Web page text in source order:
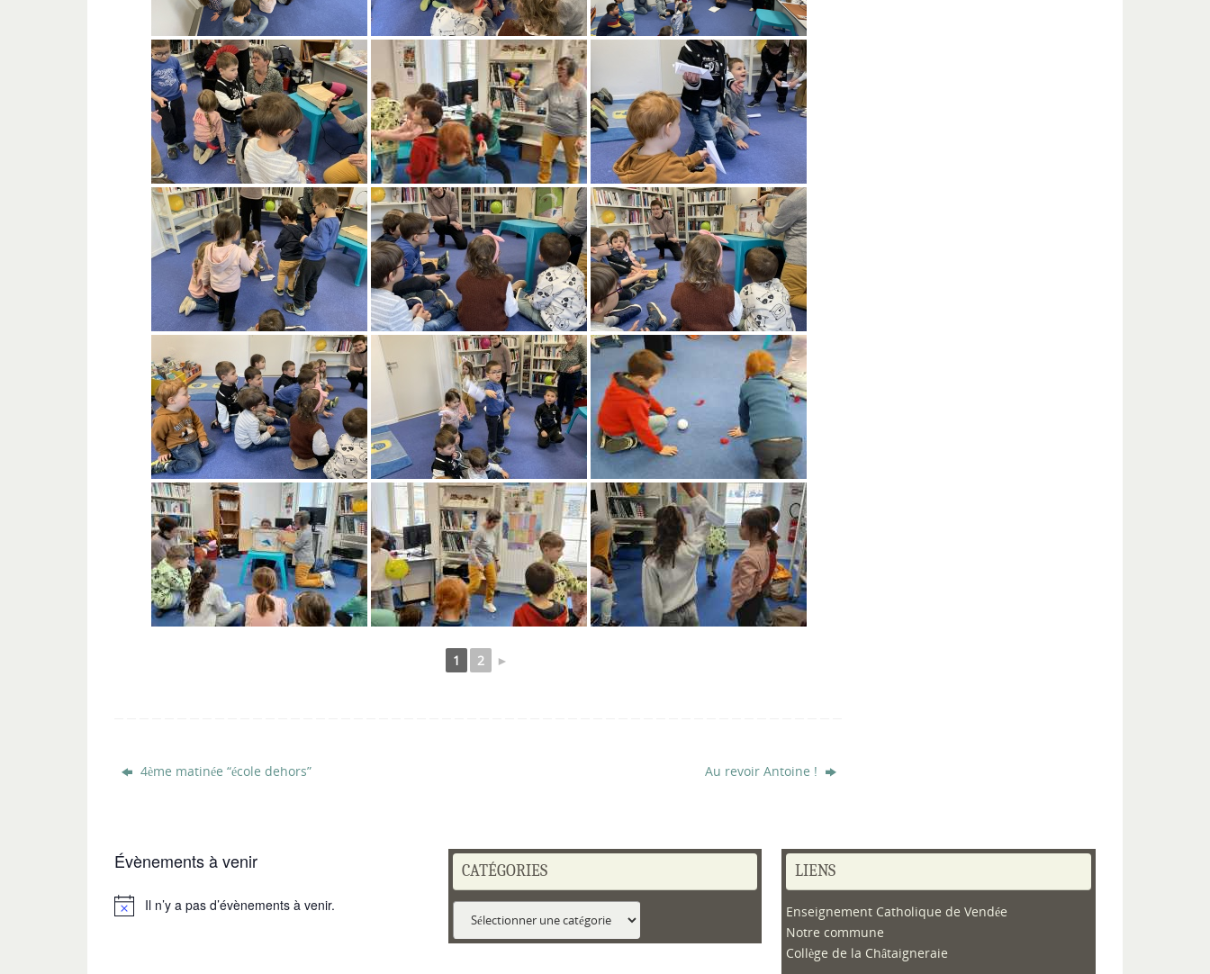
1 2 ►
4ème matinée “école dehors” Au revoir Antoine !
Évènements à venir
NoticeIl n’y a pas d’évènements à venir.
CATÉGORIES LIENS
Enseignement Catholique de Vendée
Notre commune
Collège de la Châtaigneraie